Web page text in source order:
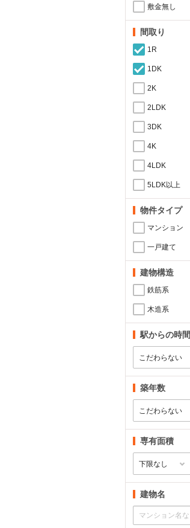
敷金無し
間取り
1R
1DK
2K
2LDK
3DK
4K
4LDK
5LDK以上
物件タイプ
マンション
一戸建て
建物構造
鉄筋系
木造系
駅からの時間
築年数
専有面積
建物名